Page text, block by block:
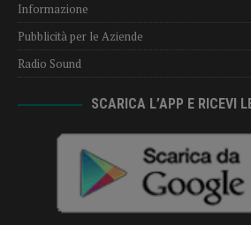
Informazione
Pubblicità per le Aziende
Radio Sound
SCARICA L’APP E RICEVI